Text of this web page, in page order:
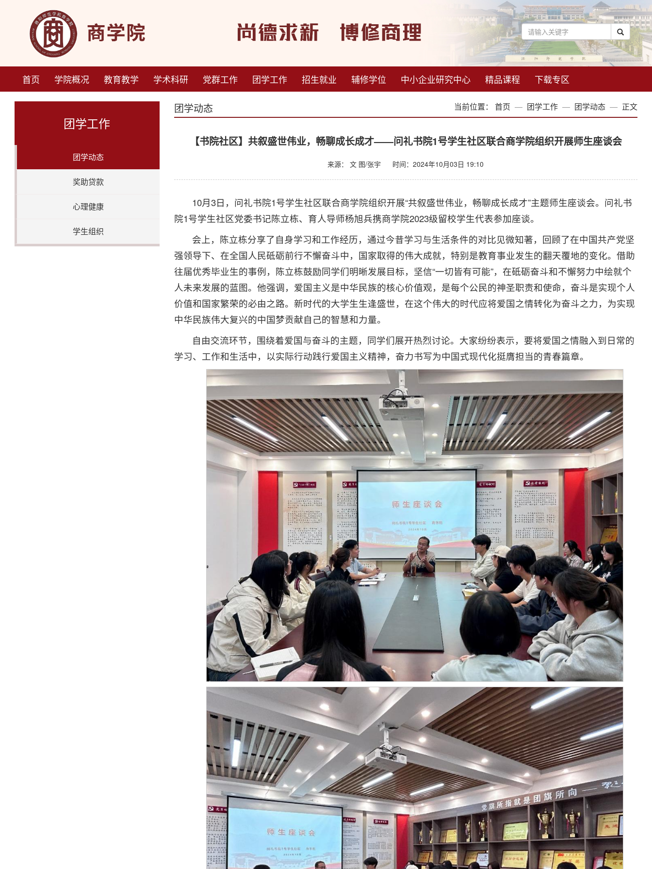
首页 学院概况 教育教学 学术科研 党群工作 团学工作 招生就业 辅修学位 中小企业研究中心 精品课程 下载专区
团学工作
团学动态
奖助贷款
心理健康
学生组织
团学动态 当前位置： 首页 团学工作 团学动态 正文
【书院社区】共叙盛世伟业，畅聊成长成才——问礼书院1号学生社区联合商学院组织开展师生座谈会
来源： 文 图/张宇 时间：2024年10月03日 19:10
10月3日，问礼书院1号学生社区联合商学院组织开展“共叙盛世伟业，畅聊成长成才”主题师生座谈会。问礼书
院1号学生社区党委书记陈立栋、育人导师杨旭兵携商学院2023级留校学生代表参加座谈。
会上，陈立栋分享了自身学习和工作经历，通过今昔学习与生活条件的对比见微知著，回顾了在中国共产党坚
强领导下、在全国人民砥砺前行不懈奋斗中，国家取得的伟大成就，特别是教育事业发生的翻天覆地的变化。借助
往届优秀毕业生的事例，陈立栋鼓励同学们明晰发展目标，坚信“一切皆有可能”，在砥砺奋斗和不懈努力中绘就个
人未来发展的蓝图。他强调，爱国主义是中华民族的核心价值观，是每个公民的神圣职责和使命，奋斗是实现个人
价值和国家繁荣的必由之路。新时代的大学生生逢盛世，在这个伟大的时代应将爱国之情转化为奋斗之力，为实现
中华民族伟大复兴的中国梦贡献自己的智慧和力量。
自由交流环节，围绕着爱国与奋斗的主题，同学们展开热烈讨论。大家纷纷表示，要将爱国之情融入到日常的
学习、工作和生活中，以实际行动践行爱国主义精神，奋力书写为中国式现代化挺膺担当的青春篇章。